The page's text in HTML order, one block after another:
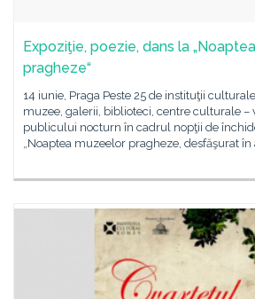
Expoziţie, poezie, dans la
pragheze“
14 iunie, Praga Peste 25 de instituţii
muzee, galerii, biblioteci, centre culturale –
publicului nocturn în cadrul nopţii de
„Noaptea muzeelor pragheze, desfăşurat în